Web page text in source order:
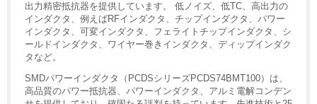
出力精密抵抗器を提供しています。 低ノイズ、低TC、高出力の
インダクタ、例えばRFインダクタ、チップインダクタ、パワー
インダクタ、可変インダクタ、フェライトチップインダクタ、シ
ールドインダクタ、ワイヤー巻きインダクタ、ディップインダク
タなど。
SMDパワーインダクタ（PCDSシリーズPCDS74BMT100）は、
高品質のパワー抵抗器、パワーインダクタ、アルミ電解コンデン